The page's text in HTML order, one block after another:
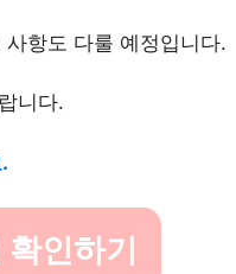
항도 다룰 예정입니다.
니다.
인하기